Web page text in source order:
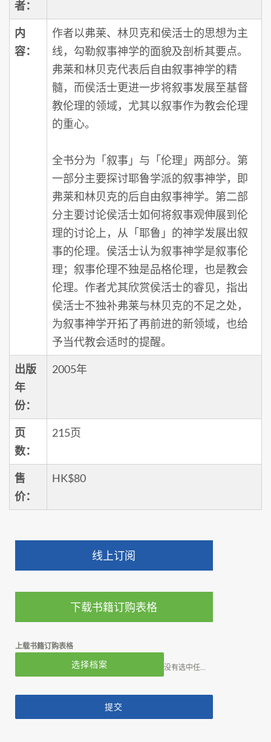
者：
内
容：
作者以弗莱、林贝克和侯活士的思想为主
线，勾勒叙事神学的面貌及剖析其要点。
弗莱和林贝克代表后自由叙事神学的精
髓，而侯活士更进一步将叙事发展至基督
教伦理的领域，尤其以叙事作为教会伦理
的重心。
全书分为「叙事」与「伦理」两部分。第
一部分主要探讨耶鲁学派的叙事神学，即
弗莱和林贝克的后自由叙事神学。第二部
分主要讨论侯活士如何将叙事观伸展到伦
理的讨论上，从「耶鲁」的神学发展出叙
事的伦理。侯活士认为叙事神学是叙事伦
理；叙事伦理不独是品格伦理，也是教会
伦理。作者尤其欣赏侯活士的睿见，指出
侯活士不独补弗莱与林贝克的不足之处，
为叙事神学开拓了再前进的新领域，也给
予当代教会适时的提醒。
出版
年
份：
2005年
页
数：
215页
售
价：
HK$80
线上订阅
下载书籍订购表格
上载书籍订购表格
选择档案
提交